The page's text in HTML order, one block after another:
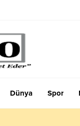
Dünya Spor